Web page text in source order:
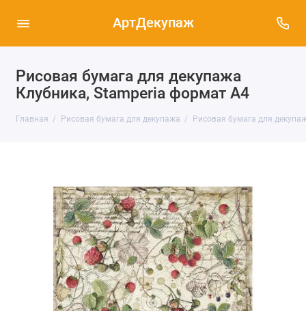
АртДекупаж
Рисовая бумага для декупажа
Клубника, Stamperia формат А4
Главная Рисовая бумага для декупажа Рисовая бумага для